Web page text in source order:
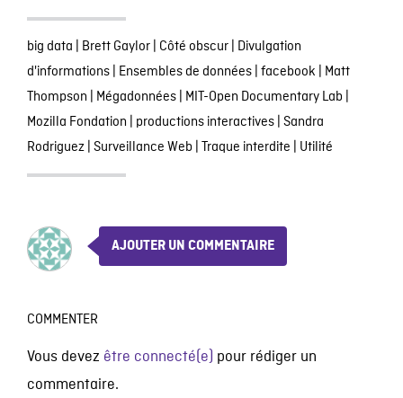
big data Brett Gaylor| Côté obscur| Divulgation
d'informations| Ensembles de données| facebook Matt
Thompson Mégadonnées| MIT-Open Documentary Lab
Mozilla Fondation productions interactives| Sandra
Rodriguez| Surveillance Web Traque interdite Utilité
AJOUTER UN COMMENTAIRE
COMMENTER
Vous devez être connecté(e) pour rédiger un
commentaire.